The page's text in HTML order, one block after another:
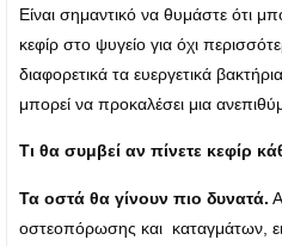
Είναι σημαντικό να θυμάστε ότι
κεφίρ στο ψυγείο για όχι
διαφορετικά τα ευεργετικά
μπορεί να προκαλέσει μια
Τι θα συμβεί αν πίνετε κεφίρ
Τα οστά θα γίνουν πιο δυνατά.
οστεοπόρωσης και καταγμάτων,